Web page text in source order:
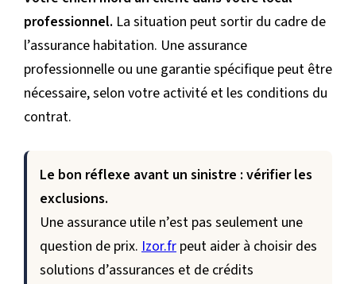
professionnel. La situation peut sortir du cadre de
l’assurance habitation. Une assurance
professionnelle ou une garantie spécifique peut être
nécessaire, selon votre activité et les conditions du
contrat.
Le bon réflexe avant un sinistre : vérifier les
exclusions.
Une assurance utile n’est pas seulement une
question de prix. Izor.fr peut aider à choisir des
solutions d’assurances et de crédits